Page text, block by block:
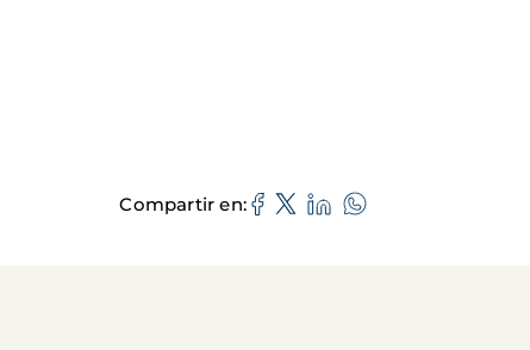
Compartir en